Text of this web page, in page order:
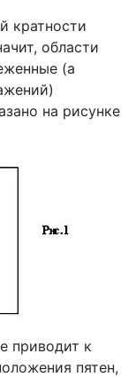
кратности
области
(а
на рисунке
приводит к
пятен,